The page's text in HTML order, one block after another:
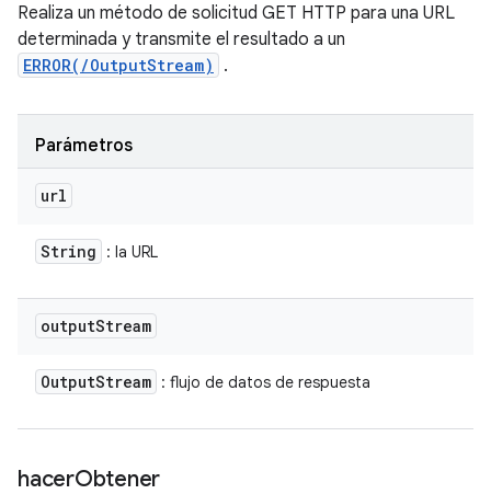
Realiza un método de solicitud GET HTTP para una URL
determinada y transmite el resultado a un
ERROR(/OutputStream) .
Parámetros
url
String : la URL
outputStream
OutputStream : flujo de datos de respuesta
hacerObtener